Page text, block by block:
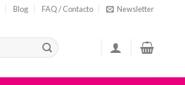
Blog FAQ / Contacto Newsletter